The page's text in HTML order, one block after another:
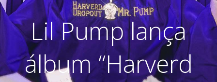
Lil Pump lança
álbum “Harverd